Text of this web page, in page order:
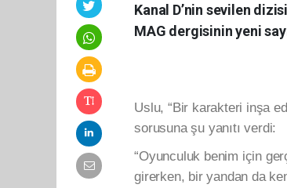
Kanal D’nin sevilen
MAG dergisinin yeni
Uslu, “Bir karakteri inşa
sorusuna şu yanıtı verdi:
“Oyunculuk benim için
girerken, bir yandan da